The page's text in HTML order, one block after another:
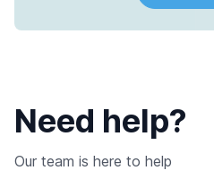
Need help?
Our team is here to help